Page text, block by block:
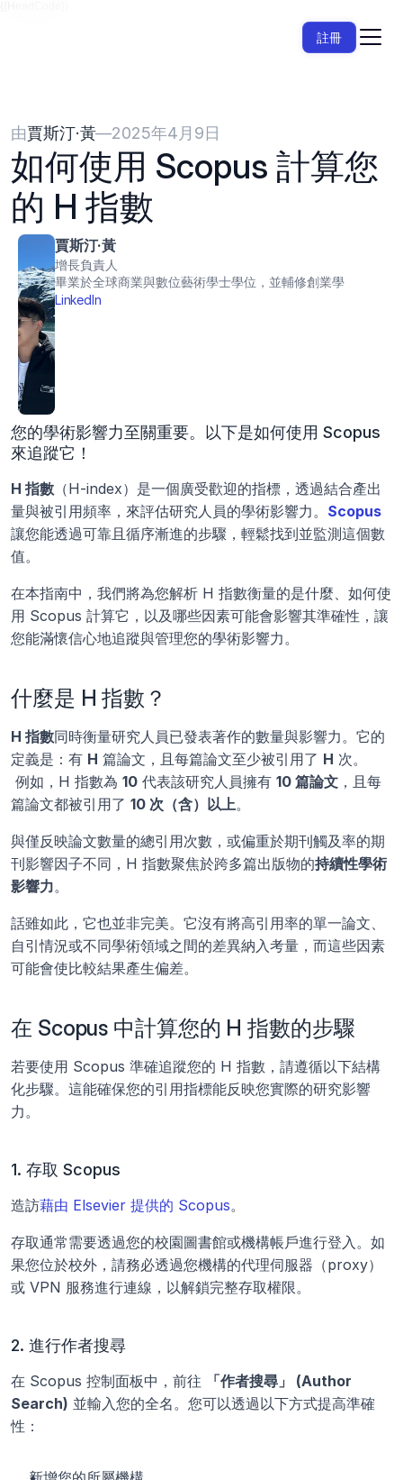
註冊
由賈斯汀·黃—2025年4月9日
如何使用 Scopus 計算您
的 H 指數
賈斯汀·黃
增長負責人
畢業於全球商業與數位藝術學士學位，並輔修創業學
LinkedIn
您的學術影響力至關重要。以下是如何使用 Scopus
來追蹤它！
H 指數 （H-index）是一個廣受歡迎的指標，透過結合產出
量與被引用頻率，來評估研究人員的學術影響力。 Scopus
讓您能透過可靠且循序漸進的步驟，輕鬆找到並監測這個數
值。
在本指南中，我們將為您解析 H 指數衡量的是什麼、如何使
用 Scopus 計算它，以及哪些因素可能會影響其準確性，讓
您能滿懷信心地追蹤與管理您的學術影響力。
什麼是 H 指數？
H 指數同時衡量研究人員已發表著作的數量與影響力。它的
定義是：有 H 篇論文，且每篇論文至少被引用了 H 次。
例如，H 指數為 10 代表該研究人員擁有 10 篇論文 ，且每
篇論文都被引用了 10 次（含）以上。
與僅反映論文數量的總引用次數，或偏重於期刊觸及率的期
刊影響因子不同，H 指數聚焦於跨多篇出版物的持續性學術
影響力。
話雖如此，它也並非完美。它沒有將高引用率的單一論文、
自引情況或不同學術領域之間的差異納入考量，而這些因素
可能會使比較結果產生偏差。
在 Scopus 中計算您的 H 指數的步驟
若要使用 Scopus 準確追蹤您的 H 指數，請遵循以下結構
化步驟。這能確保您的引用指標能反映您實際的研究影響
力。
1. 存取 Scopus
造訪藉由 Elsevier 提供的 Scopus。
存取通常需要透過您的校園圖書館或機構帳戶進行登入。如
果您位於校外，請務必透過您機構的代理伺服器（proxy）
或 VPN 服務進行連線，以解鎖完整存取權限。
2. 進行作者搜尋
在 Scopus 控制面板中，前往
「作者搜尋」 (Author
Search) 並輸入您的全名。您可以透過以下方式提高準確
性：